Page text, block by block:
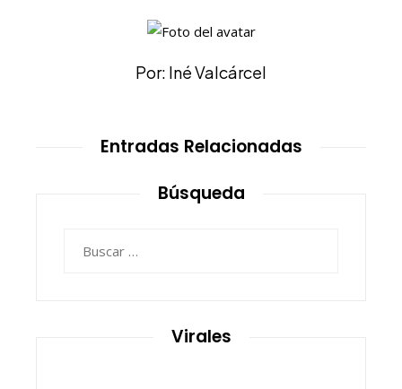
Por: Iné Valcárcel
Entradas Relacionadas
Búsqueda
Virales